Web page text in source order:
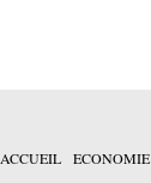
ACCUEIL ECONOMIE